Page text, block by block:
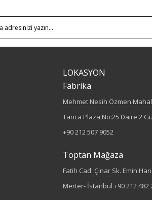
LOKASYON
Fabrika
Mehmet Nesih Özmen
Tanca Plaza No:25 Daire 2
+90 212 507 9052
Toptan Mağaza
Fatih Cad. Çınar Sk. Emin
Merter- İstanbul +90 212 482